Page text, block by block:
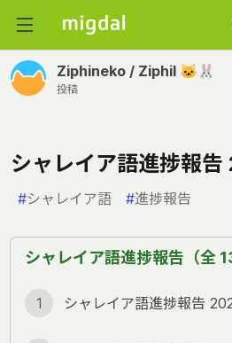
Ziphineko / Ziphil 🐱🐰
投稿
シャレイア語進捗報
#シャレイア語 #進捗報告
シャレイア語進捗報告（全
1 シャレイア語進捗報告